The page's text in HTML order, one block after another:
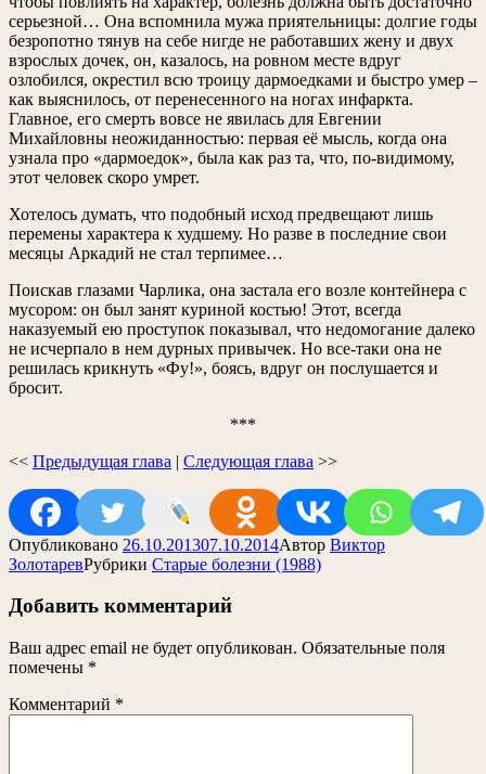
серьезной… Она вспомнила мужа приятельницы: долгие годы
безропотно тянув на себе нигде не работавших жену и двух
взрослых дочек, он, казалось, на ровном месте вдруг
озлобился, окрестил всю троицу дармоедками и быстро умер –
как выяснилось, от перенесенного на ногах инфаркта.
Главное, его смерть вовсе не явилась для Евгении
Михайловны неожиданностью: первая её мысль, когда она
узнала про «дармоедок», была как раз та, что, по-видимому,
этот человек скоро умрет.
Хотелось думать, что подобный исход предвещают лишь
перемены характера к худшему. Но разве в последние свои
месяцы Аркадий не стал терпимее…
Поискав глазами Чарлика, она застала его возле контейнера с
мусором: он был занят куриной костью! Этот, всегда
наказуемый ею проступок показывал, что недомогание далеко
не исчерпало в нем дурных привычек. Но все-таки она не
решилась крикнуть «Фу!», боясь, вдруг он послушается и
бросит.
***
<< Предыдущая глава | Следующая глава >>
Опубликовано 26.10.201307.10.2014Автор Виктор
ЗолотаревРубрики Старые болезни (1988)
Добавить комментарий
Ваш адрес email не будет опубликован. Обязательные поля
помечены *
Комментарий *